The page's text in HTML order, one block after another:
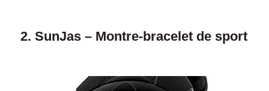
2. SunJas – Montre-bracelet de sport